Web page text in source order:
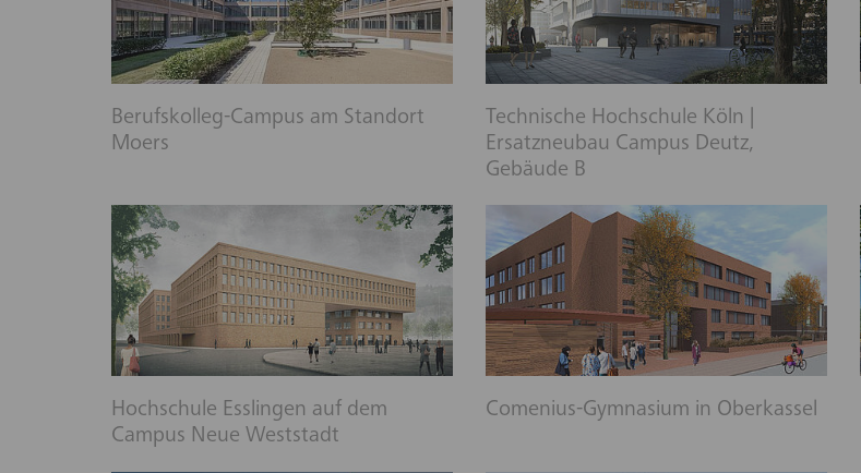
Berufskolleg-Campus am Standort
Moers
Technische Hochschule Köln |
Ersatzneubau Campus Deutz,
Gebäude B
Hochschule Esslingen auf dem
Campus Neue Weststadt
Comenius-Gymnasium in Oberkassel